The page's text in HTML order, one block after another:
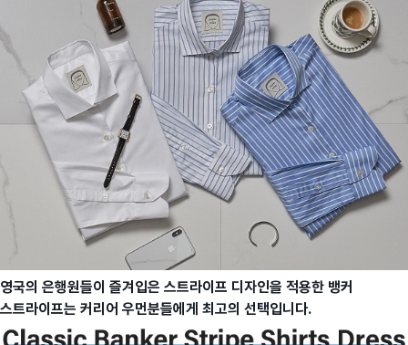
영국의 은행원들이 즐겨입은 스트라이프 디자인을 적용한 뱅커
스트라이프는 커리어 우먼분들에게 최고의 선택입니다.